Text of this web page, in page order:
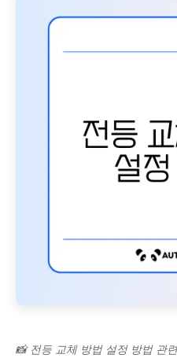
📸 전등 교체 방법 설정 방법 관